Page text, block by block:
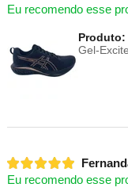
Eu recomendo esse
Produto:
Gel-
Eu recomendo esse